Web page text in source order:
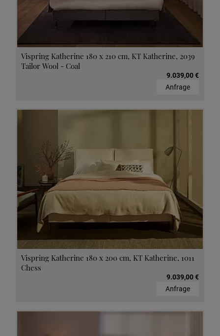
Vispring Katherine 180 x 210 cm, KT Katherine, 2039
Tailor Wool - Coal
9.039,00 €
Anfrage
Vispring Katherine 180 x 200 cm, KT Katherine, 1011
Chess
9.039,00 €
Anfrage